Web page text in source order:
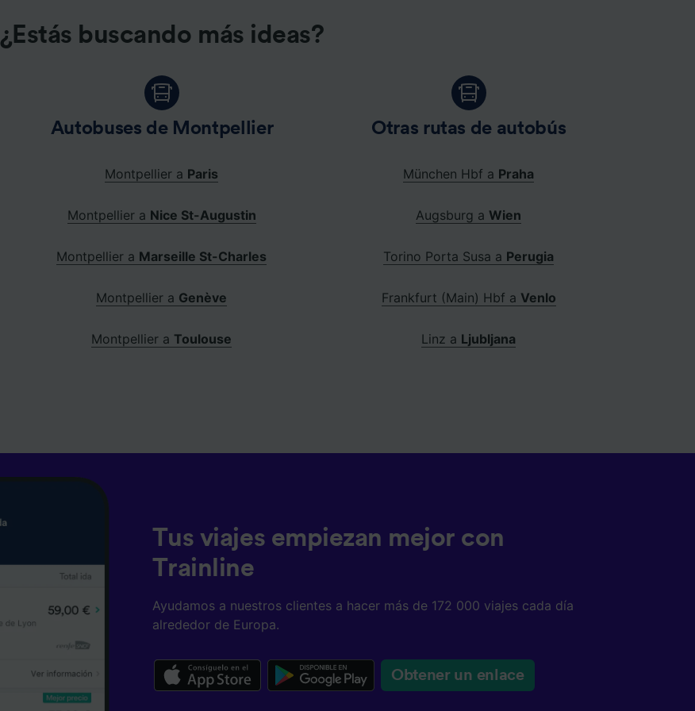
¿Estás buscando más ideas?
Autobuses de Montpellier
Montpellier a Paris
Montpellier a Nice St-Augustin
Montpellier a Marseille St-Charles
Montpellier a Genève
Montpellier a Toulouse
Otras rutas de autobús
München Hbf a Praha
Augsburg a Wien
Torino Porta Susa a Perugia
Frankfurt (Main) Hbf a Venlo
Linz a Ljubljana
Tus viajes empiezan mejor con
Trainline
Ayudamos a nuestros clientes a hacer más de 172 000 viajes cada día
alrededor de Europa.
Obtener un enlace